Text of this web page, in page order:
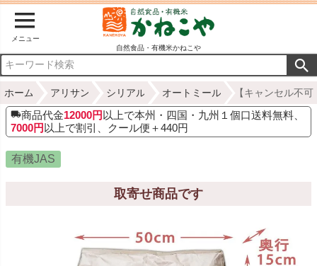
メニュー
自然食品・有機米かねこや
ホーム アリサン シリアル オートミール 【キャンセル不
商品代金12000円 以上で本州・四国・九州１個口送料無料、
7000円 以上で割引、クール便＋440円
有機JAS
取寄せ商品です